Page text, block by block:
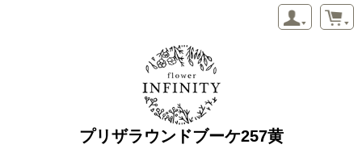
プリザラウンドブーケ257黄